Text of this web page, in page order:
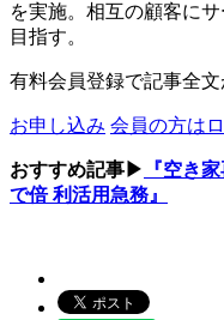
を実施。相互の顧客に
目指す。
有料会員登録で記事全
お申し込み 会員の方は
おすすめ記事▶
『空き
で倍 利活用急務』